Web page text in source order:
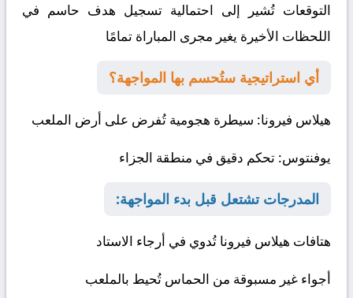
التوقعات تُشير إلى احتمالية تسجيل هدف حاسم في
اللحظات الأخيرة يغير مجرى المباراة تمامًا
أي استراتيجية ستُحسم بها المواجهة؟
هيلاس فيرونا: سيطرة هجومية تُفرض على أرض الملعب
يوفنتوس: تحكم دقيق في منطقة الجزاء
المدرجات تشتعل قبل بدء المواجهة:
هتافات هيلاس فيرونا تُدوي في أرجاء الاستاد
أجواء غير مسبوقة من الحماس تُحيط بالملعب